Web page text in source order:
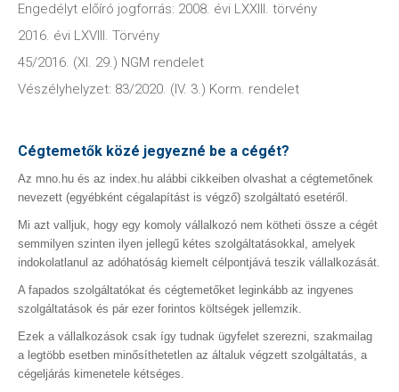
Engedélyt előíró jogforrás: 2008. évi LXXIII. törvény
2016. évi LXVIII. Törvény
45/2016. (XI. 29.) NGM rendelet
Vészélyhelyzet: 83/2020. (IV. 3.) Korm. rendelet
Cégtemetők közé jegyezné be a cégét?
Az mno.hu és az index.hu alábbi cikkeiben olvashat a cégtemetőnek
nevezett (egyébként cégalapítást is végző) szolgáltató esetéről.
Mi azt valljuk, hogy egy komoly vállalkozó nem kötheti össze a cégét
semmilyen szinten ilyen jellegű kétes szolgáltatásokkal, amelyek
indokolatlanul az adóhatóság kiemelt célpontjává teszik vállalkozását.
A fapados szolgáltatókat és cégtemetőket leginkább az ingyenes
szolgáltatások és pár ezer forintos költségek jellemzik.
Ezek a vállalkozások csak így tudnak ügyfelet szerezni, szakmailag
a legtöbb esetben minősíthetetlen az általuk végzett szolgáltatás, a
cégeljárás kimenetele kétséges.